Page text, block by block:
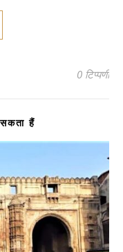
0 टिप्पणी
हैं